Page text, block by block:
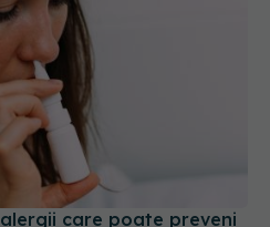
care poate preveni
infecții respiratorii